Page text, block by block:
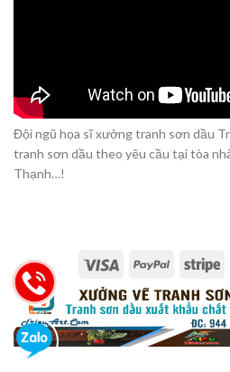
Đội ngũ họa sĩ xưởng tranh sơn dầu
tranh sơn dầu theo yêu cầu tại tòa
Thạnh…!